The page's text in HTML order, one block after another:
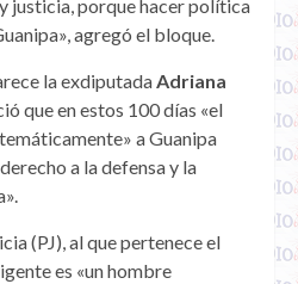
justicia, porque hacer política
agregó el bloque.
la exdiputadaAdriana
que en estos 100 días «el
a Guanipa
a la defensa y la
(PJ), al que pertenece el
es «un hombre